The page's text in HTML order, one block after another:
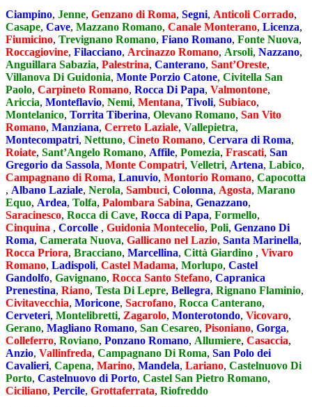
Ciampino, Jenne, Genzano di Roma, Segni, Anticoli Corrado,
Casape, Cave, Mazzano Romano, Canale Monterano, Licenza,
Fiumicino, Trevignano Romano, Fiano Romano, Fonte Nuova,
Roccagiovine, Filacciano, Arcinazzo Romano, Arsoli, Nazzano,
Anguillara Sabazia, Palestrina, Canterano, Sant’Oreste,
Villanova Di Guidonia, Monte Porzio Catone, Civitella San
Paolo, Carpineto Romano, Rocca Di Papa, Valmontone,
Ariccia, Monteflavio, Nemi, Mentana, Tivoli, Subiaco,
Montelanico, Torrita Tiberina, Olevano Romano, San Vito
Romano, Manziana, Cerreto Laziale, Vallepietra,
Montecompatri, Nettuno, Cineto Romano, Cervara di Roma,
Roiate, Sant’Angelo Romano, Affile, Pomezia, Frascati, San
Gregorio da Sassola, Monte Compatri, Velletri, Artena, Labico,
Campagnano di Roma, Lanuvio, Montorio Romano, Capocotta
, Albano Laziale, Nerola, Sambuci, Colonna, Agosta, Marano
Equo, Ardea, Tolfa, Palombara Sabina, Genazzano,
Saracinesco, Rocca di Cave, Rocca di Papa, Formello,
Cinquina , Corcolle , Guidonia Montecelio, Poli, Genzano Di
Roma, Camerata Nuova, Gallicano nel Lazio, Santa Marinella,
Rocca Priora, Bracciano, Marcellina, Città Giardino , Vivaro
Romano, Ladispoli, Castel Madama, Morlupo, Castel
Gandolfo, Gavignano, Rocca Santo Stefano, Capranica
Prenestina, Riano, Testa Di Lepre, Bellegra, Rignano Flaminio,
Civitavecchia, Moricone, Sacrofano, Rocca Canterano,
Cerveteri, Montelibretti, Zagarolo, Monterotondo, Vicovaro,
Gerano, Magliano Romano, San Cesareo, Pisoniano, Gorga,
Colleferro, Roviano, Ponzano Romano, Allumiere, Casaccia,
Anzio, Vallinfreda, Campagnano Di Roma, San Polo dei
Cavalieri, Capena, Marino, Mandela, Lariano, Castelnuovo Di
Porto, Castelnuovo di Porto, Castel San Pietro Romano,
Ciciliano, Percile, Grottaferrata, Riofreddo